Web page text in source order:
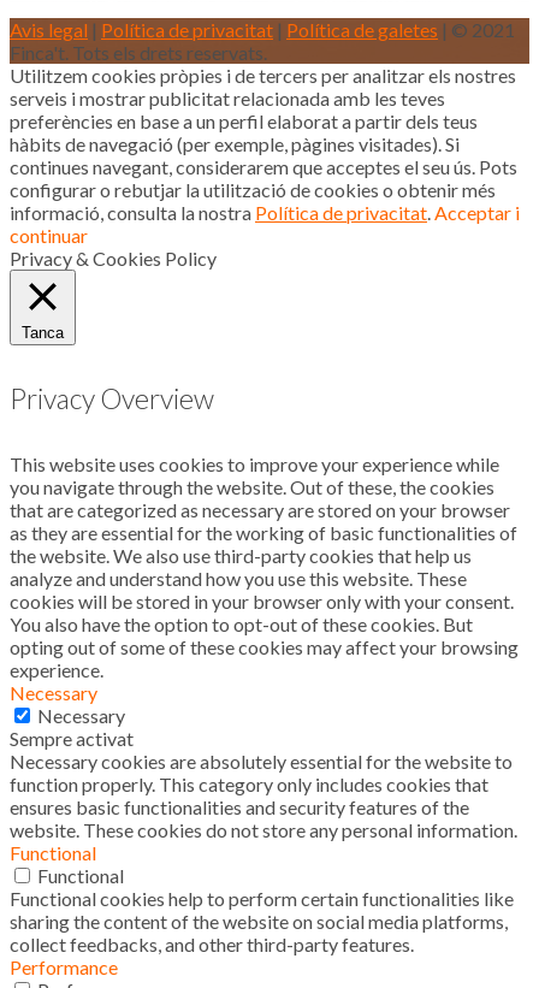
Avis legal | Política de privacitat | Política de galetes | © 2021
Finca't. Tots els drets reservats.
Utilitzem cookies pròpies i de tercers per analitzar els nostres
serveis i mostrar publicitat relacionada amb les teves
preferències en base a un perfil elaborat a partir dels teus
hàbits de navegació (per exemple, pàgines visitades). Si
continues navegant, considerarem que acceptes el seu ús. Pots
configurar o rebutjar la utilització de cookies o obtenir més
informació, consulta la nostra Política de privacitat Acceptar i
continuar
Privacy & Cookies Policy
Tanca
Privacy Overview
This website uses cookies to improve your experience while
you navigate through the website. Out of these, the cookies
that are categorized as necessary are stored on your browser
as they are essential for the working of basic functionalities of
the website. We also use third-party cookies that help us
analyze and understand how you use this website. These
cookies will be stored in your browser only with your consent.
You also have the option to opt-out of these cookies. But
opting out of some of these cookies may affect your browsing
experience.
Necessary
Necessary
Sempre activat
Necessary cookies are absolutely essential for the website to
function properly. This category only includes cookies that
ensures basic functionalities and security features of the
website. These cookies do not store any personal information.
Functional
Functional
Functional cookies help to perform certain functionalities like
sharing the content of the website on social media platforms,
collect feedbacks, and other third-party features.
Performance